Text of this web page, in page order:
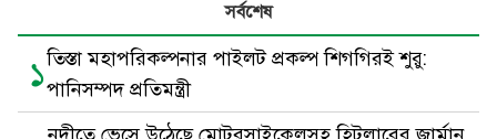
সর্বশেষ
১তিস্তা মহাপরিকল্পনার পাইলট প্রকল্প শিগগিরই শুরু:
পানিসম্পদ প্রতিমন্ত্রী